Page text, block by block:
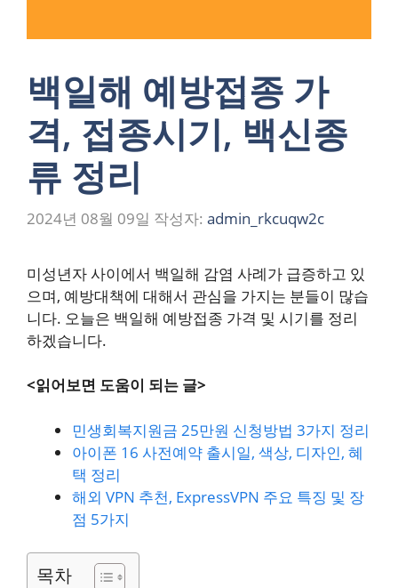
백일해 예방접종 가
격, 접종시기, 백신종
류 정리
2024년 08월 09일 작성자: admin_rkcuqw2c
미성년자 사이에서 백일해 감염 사례가 급증하고 있
으며, 예방대책에 대해서 관심을 가지는 분들이 많습
니다. 오늘은 백일해 예방접종 가격 및 시기를 정리
하겠습니다.
<읽어보면 도움이 되는 글>
민생회복지원금 25만원 신청방법 3가지 정리
아이폰 16 사전예약 출시일, 색상, 디자인, 혜
택 정리
해외 VPN 추천, ExpressVPN 주요 특징 및 장
점 5가지
목차